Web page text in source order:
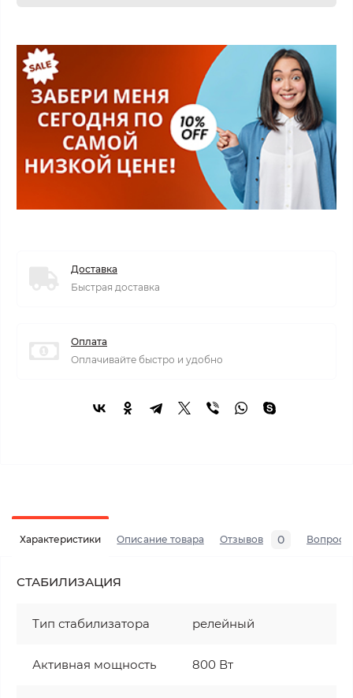
Доставка
Быстрая доставка
Оплата
Оплачивайте быстро и удобно
Характеристики Описание товара Отзывов 0 Вопросы
СТАБИЛИЗАЦИЯ
Тип стабилизатора релейный
Активная мощность 800 Вт